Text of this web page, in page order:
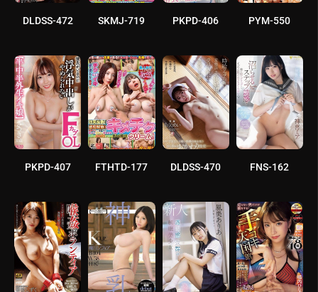
DLDSS-472 SKMJ-719 PKPD-406 PYM-550
PKPD-407 FTHTD-177 DLDSS-470 FNS-162